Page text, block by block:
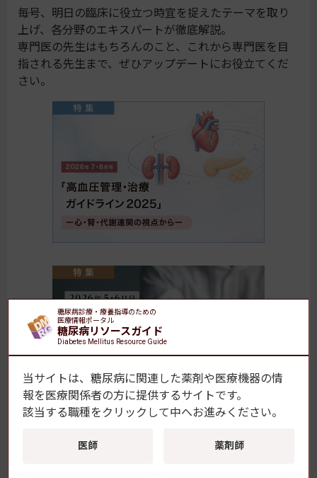
毎号、明日の臨床に役立つ時宜を捉えたテーマを取り
上げ、各分野のエキスパートが徹底解説。
専門医の先生はもちろんのこと、これから専門医を目
指される先生まで、ぜひアップデートにお役立てくだ
さい。
糖尿病・内分泌プラクティスWeb
糖尿病診療・療養指導のための
医療情報ポータル
糖尿病リソースガイド
Diabetes Mellitus Resource Guide
当サイトは、糖尿病に関連した薬剤や医療機器の情
報を医療関係者の方に提供するサイトです。
該当する職種をクリックして中へお進みください。
医師 薬剤師